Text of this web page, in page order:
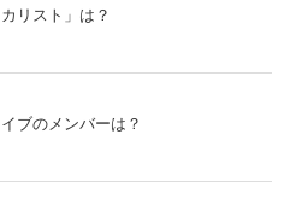
リスト」は？
ブのメンバーは？